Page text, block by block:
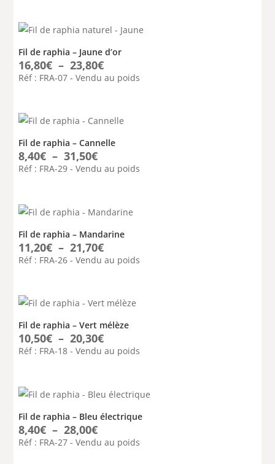
Fil de raphia – Jaune d’or
16,80€ – 23,80€Plage
de
prix :
Réf : FRA-07 - Vendu au poids
Fil de raphia – Cannelle
8,40€ – 31,50€Plage
de
prix :
Réf : FRA-29 - Vendu au poids
Fil de raphia – Mandarine
11,20€ – 21,70€Plage
de
prix :
Réf : FRA-26 - Vendu au poids
Fil de raphia – Vert mélèze
10,50€ – 20,30€Plage
de
prix :
Réf : FRA-18 - Vendu au poids
Fil de raphia – Bleu électrique
8,40€ – 28,00€Plage
de
prix :
Réf : FRA-27 - Vendu au poids